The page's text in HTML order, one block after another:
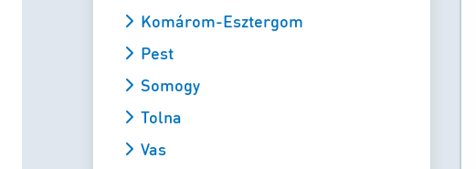
Komárom-Esztergom
Pest
Somogy
Tolna
Vas